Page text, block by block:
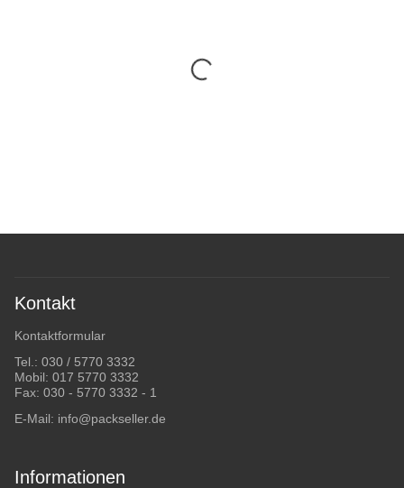
Kontakt
Kontaktformular
Tel.: 030 / 5770 3332
Mobil: 017 5770 3332
Fax: 030 - 5770 3332 - 1
E-Mail: info@packseller.de
Informationen